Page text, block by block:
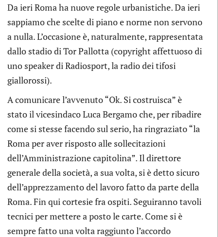
Da ieri Roma ha nuove regole urbanistiche. Da ieri
sappiamo che scelte di piano e norme non servono
a nulla. L’occasione è, naturalmente, rappresentata
dallo stadio di Tor Pallotta (copyright affettuoso di
uno speaker di Radiosport, la radio dei tifosi
giallorossi).
A comunicare l’avvenuto “Ok. Si costruisca” è
stato il vicesindaco Luca Bergamo che, per ribadire
come si stesse facendo sul serio, ha ringraziato “la
Roma per aver risposto alle sollecitazioni
dell’Amministrazione capitolina”. Il direttore
generale della società, a sua volta, si è detto sicuro
dell’apprezzamento del lavoro fatto da parte della
Roma. Fin qui cortesie fra ospiti. Seguiranno tavoli
tecnici per mettere a posto le carte. Come si è
sempre fatto una volta raggiunto l’accordo